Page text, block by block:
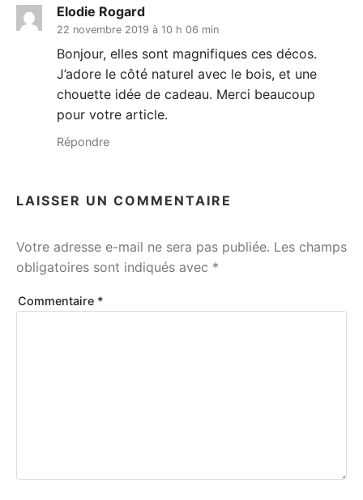
Elodie Rogard
22 novembre 2019 à 10 h 06 min
Bonjour, elles sont magnifiques ces décos.
J’adore le côté naturel avec le bois, et une
chouette idée de cadeau. Merci beaucoup
pour votre article.
Répondre
LAISSER UN COMMENTAIRE
Votre adresse e-mail ne sera pas publiée. Les champs
obligatoires sont indiqués avec *
Commentaire *